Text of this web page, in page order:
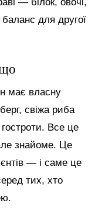
для другої
має власну
свіжа риба
Все це
знайоме. Це
— і саме це
тих, хто